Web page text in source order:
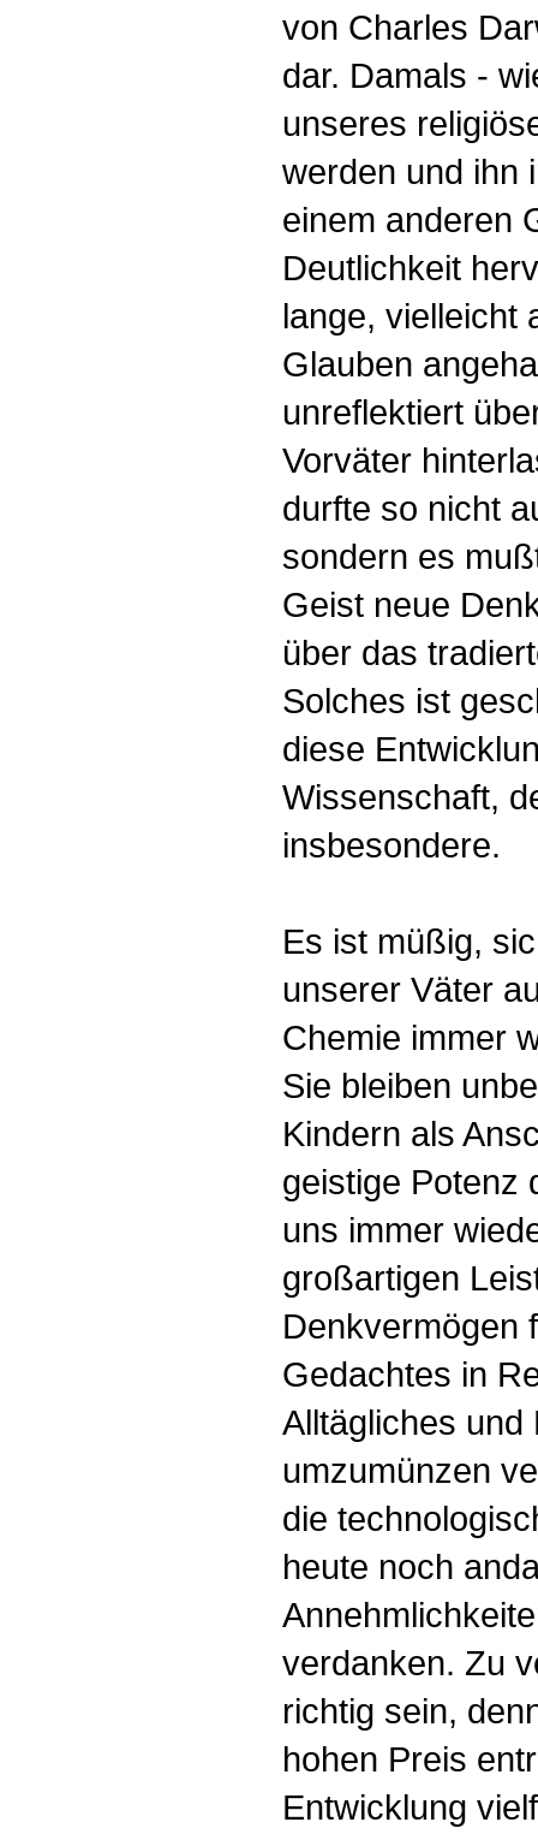
von Charles
dar. Damals -
unseres
werden und ihn
einem anderen
Deutlichkeit
lange, vielleicht
Glauben
unreflektiert
Vorväter
durfte so nicht
sondern es
Geist neue
über das
Solches ist
diese
Wissenschaft,
insbesondere.
Es ist müßig,
unserer Väter
Chemie immer
Sie bleiben
Kindern als
geistige Potenz
uns immer
großartigen
Denkvermögen
Gedachtes in
Alltägliches und
umzumünzen
die
heute noch
verdanken. Zu
richtig sein,
hohen Preis
Entwicklung